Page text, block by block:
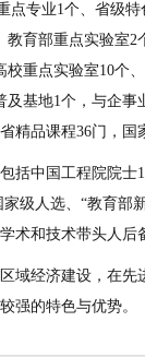
点专业1个、省级
育部重点实验室
重点实验室10个
基地1个，与企
精品课程36门，国
括中国工程院院
家级人选、“教育
术和技术带头人后
域经济建设，在
强的特色与优势。